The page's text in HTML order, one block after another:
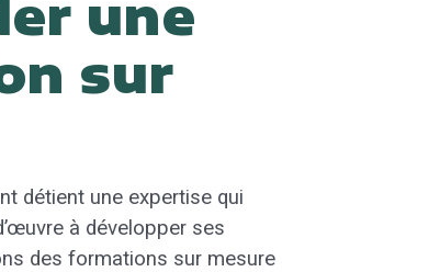
une
sur
détient une expertise qui
à développer ses
des formations sur mesure